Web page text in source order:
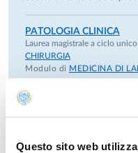
Questo sito web
PATOLOGIA CLINICA
Laurea magistrale a ciclo
CHIRURGIA
Modulo di MEDICINA DI
PATOLOGIA CLINICA